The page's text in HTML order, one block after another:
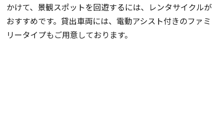
かけて、景観スポットを回遊するには、レンタサイクルが
おすすめです。貸出車両には、電動アシスト付きのファミ
リータイプもご用意しております。